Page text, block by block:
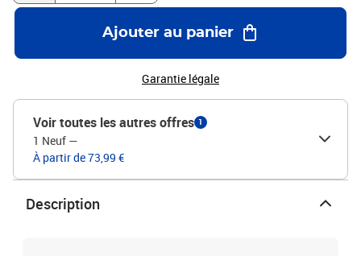
jardin. Couleur : marronMatériau : bois massif de
sapinDimensions : 90 x 35 x 180 cm (l x P x H)Dimensions de la
jardinière : 90 x 35 x 30 cm (l x P x H)Assemblage requis : oui
Ajouter au panier
Garantie légale
Voir toutes les autres offres 1
1 Neuf —
À partir de 73,99 €
Description